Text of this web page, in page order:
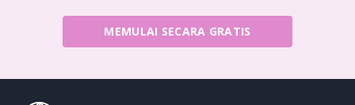
MEMULAI SECARA GRATIS